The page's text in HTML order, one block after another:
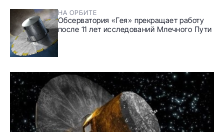
НА ОРБИТЕ
Обсерватория «Гея» прекращает работу
после 11 лет исследований Млечного Пути